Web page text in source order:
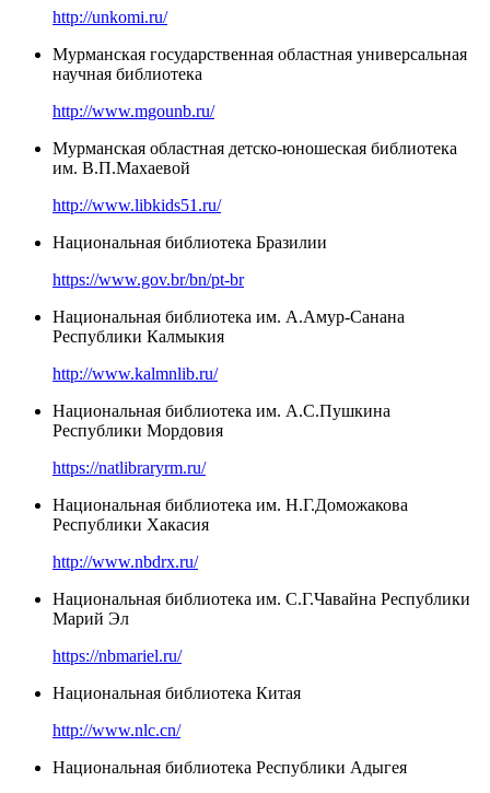
http://unkomi.ru/
Мурманская государственная областная универсальная
научная библиотека
http://www.mgounb.ru/
Мурманская областная детско-юношеская библиотека
им. В.П.Махаевой
http://www.libkids51.ru/
Национальная библиотека Бразилии
https://www.gov.br/bn/pt-br
Национальная библиотека им. А.Амур-Санана
Республики Калмыкия
http://www.kalmnlib.ru/
Национальная библиотека им. А.С.Пушкина
Республики Мордовия
https://natlibraryrm.ru/
Национальная библиотека им. Н.Г.Доможакова
Республики Хакасия
http://www.nbdrx.ru/
Национальная библиотека им. С.Г.Чавайна Республики
Марий Эл
https://nbmariel.ru/
Национальная библиотека Китая
http://www.nlc.cn/
Национальная библиотека Республики Адыгея